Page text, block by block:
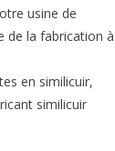
usine de
de la fabrication à
en similicuir,
similicuir